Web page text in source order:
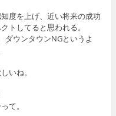
度を上げ、近い将来の成功
トしてると思われる。
ダウンタウンNGというよ
いね。
て。